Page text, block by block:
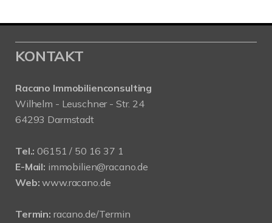
KONTAKT
Racano Immobilienconsulting
Wilhelm - Leuschner - Str. 24
64293 Darmstadt
Tel.: 06151 / 50 16 37 1
E-Mail: immobilien@racano.de
Web: www.racano.de
Termin: racano.de/Termin